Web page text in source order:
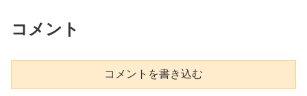
コメント
コメントを書き込む